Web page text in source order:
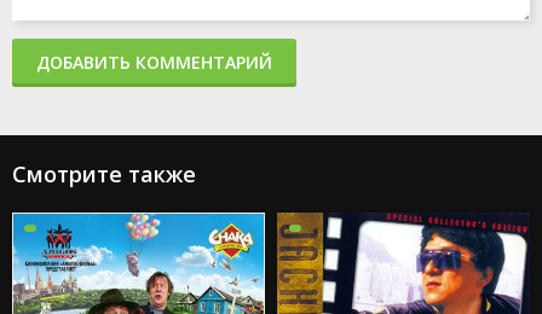
ДОБАВИТЬ КОММЕНТАРИЙ
Смотрите также